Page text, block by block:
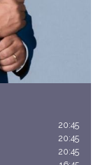
20:45
20:45
20:45